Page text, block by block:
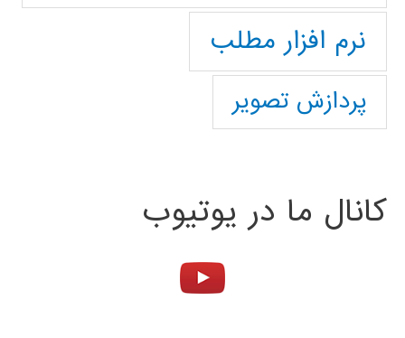
نرم افزار مطلب
پردازش تصویر
کانال ما در یوتیوب